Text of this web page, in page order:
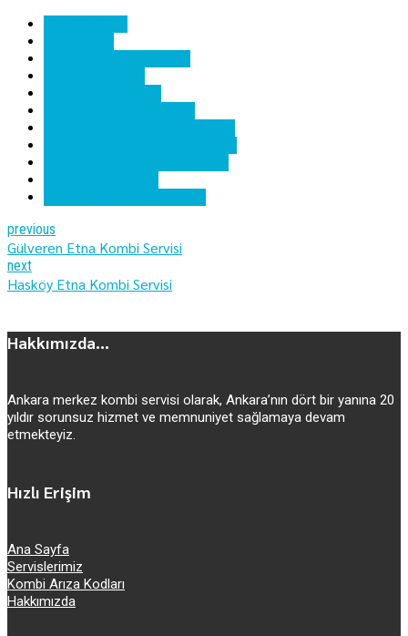
previous
Gülveren Etna Kombi Servisi
next
Hasköy Etna Kombi Servisi
Hakkımızda...
Ankara merkez kombi servisi olarak, Ankara’nın dört bir yanına 20
yıldır sorunsuz hizmet ve memnuniyet sağlamaya devam
etmekteyiz.
Hızlı Erişim
Ana Sayfa
Servislerimiz
Kombi Arıza Kodları
Hakkımızda